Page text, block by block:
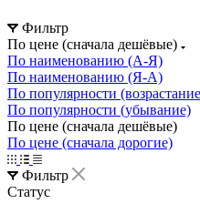
Фильтр
По цене (сначала дешёвые)
По наименованию (А-Я)
По наименованию (Я-А)
По популярности
По популярности (убывание)
По цене (сначала дешёвые)
По цене (сначала дорогие)
Фильтр
Статус